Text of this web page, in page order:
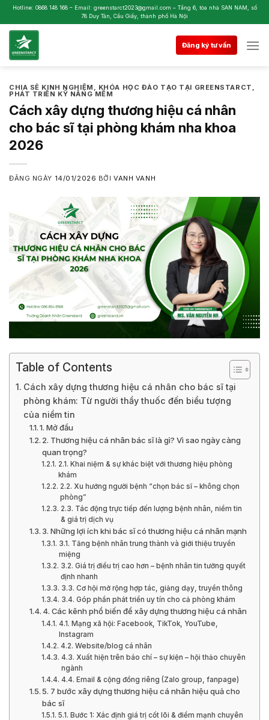
Skip
to
content
Hotline: 0868 148 168 – Email: greenstarct2023@gmail.com – Tầng 6, tòa nhà SAN NAM, số
78 Duy Tân, Cầu Giấy, thành phố Hà Nội
Đăng ký tư vấn
CHIA SẺ KINH NGHIỆM , KHÓA HỌC ĐÀO TẠO TẠI GREENSTARCT ,
PHÁT TRIỂN KỸ NĂNG MỀM
Cách xây dựng thương hiệu cá nhân
cho bác sĩ tại phòng khám nha khoa
2026
ĐĂNG NGÀY 14/01/2026 BỞIVANH VANH
Table of Contents
Cách xây dựng thương hiệu cá nhân cho bác sĩ tại
phòng khám: Từ người thầy thuốc đến biểu tượng
của niềm tin
1. Mở đầu
2. Thương hiệu cá nhân bác sĩ là gì? Vì sao ngày càng
quan trọng?
2.1. Khai niệm & sự khác biệt với thương hiệu phòng
khám
2.2. Xu hướng người bệnh “chọn bác sĩ – không chọn
phòng”
2.3. Tác động trực tiếp đến lượng bệnh nhân, niềm tin
& giá trị dịch vụ
3. Những lợi ích khi bác sĩ có thương hiệu cá nhân mạnh
3.1. Tăng bệnh nhân trung thành và giới thiệu truyền
miệng
3.2. Giá trị điều trị cao hơn – bệnh nhân tin tưởng quyết
định nhanh
3.3. Cơ hội mở rộng hợp tác, giảng dạy, truyền thông
3.4. Góp phần phát triển uy tín cho cả phòng khám
4. Các kênh phổ biến để xây dựng thương hiệu cá nhân
4.1. Mạng xã hội: Facebook, TikTok, YouTube,
Instagram
4.2. Website/blog cá nhân
4.3. Xuất hiện trên báo chí – sự kiện – hội thảo chuyên
ngành
4.4. Email & cộng đồng riêng (Zalo group, fanpage)
5. 7 bước xây dựng thương hiệu cá nhân hiệu quả cho
bác sĩ
5.1. Bước 1: Xác định giá trị cốt lõi & điểm mạnh chuyên